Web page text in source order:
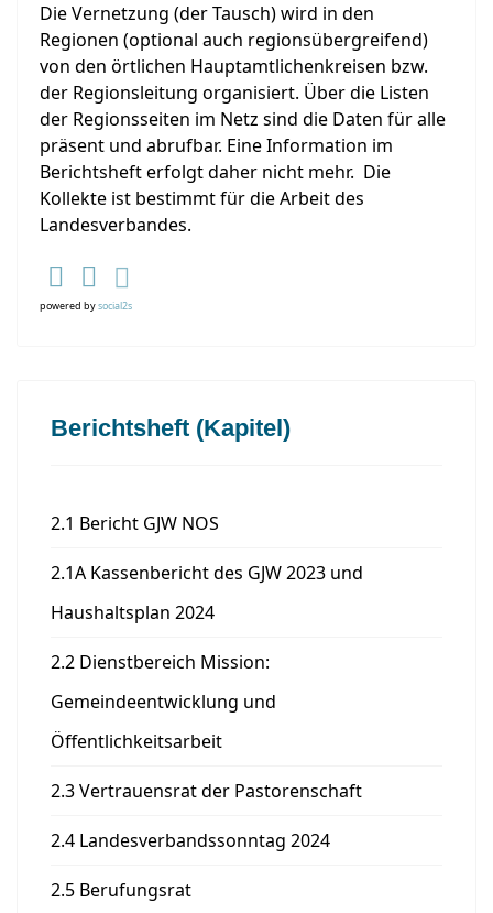
Die Vernetzung (der Tausch) wird in den
Regionen (optional auch regionsübergreifend)
von den örtlichen Hauptamtlichenkreisen bzw.
der Regionsleitung organisiert. Über die Listen
der Regionsseiten im Netz sind die Daten für alle
präsent und abrufbar. Eine Information im
Berichtsheft erfolgt daher nicht mehr. Die
Kollekte ist bestimmt für die Arbeit des
Landesverbandes.
powered bysocial2s
Berichtsheft (Kapitel)
2.1 Bericht GJW NOS
2.1A Kassenbericht des GJW 2023 und
Haushaltsplan 2024
2.2 Dienstbereich Mission:
Gemeindeentwicklung und
Öffentlichkeitsarbeit
2.3 Vertrauensrat der Pastorenschaft
2.4 Landesverbandssonntag 2024
2.5 Berufungsrat